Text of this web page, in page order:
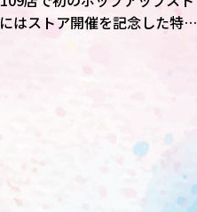
はストア開催を記念した特別
占無料放送される。